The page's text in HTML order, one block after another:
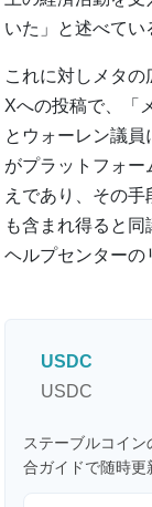
いた」と述べてい
これに対しメタ
Xへの投稿で、「
とウォーレン議
がプラットフォ
えであり、その
も含まれ得ると
ヘルプセンターの
USDC
USDC
ステーブルコイ
合ガイドで随時更